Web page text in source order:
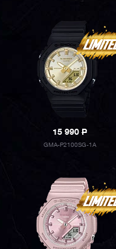
15 990P
GMA-P2100SG-1A